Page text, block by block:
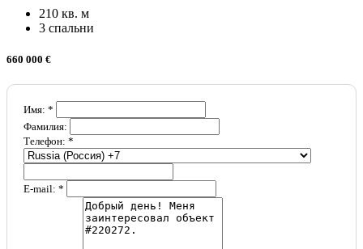
210 кв. м
3 спальни
660 000 €
Имя: *
Фамилия:
Телефон: *
E-mail: *